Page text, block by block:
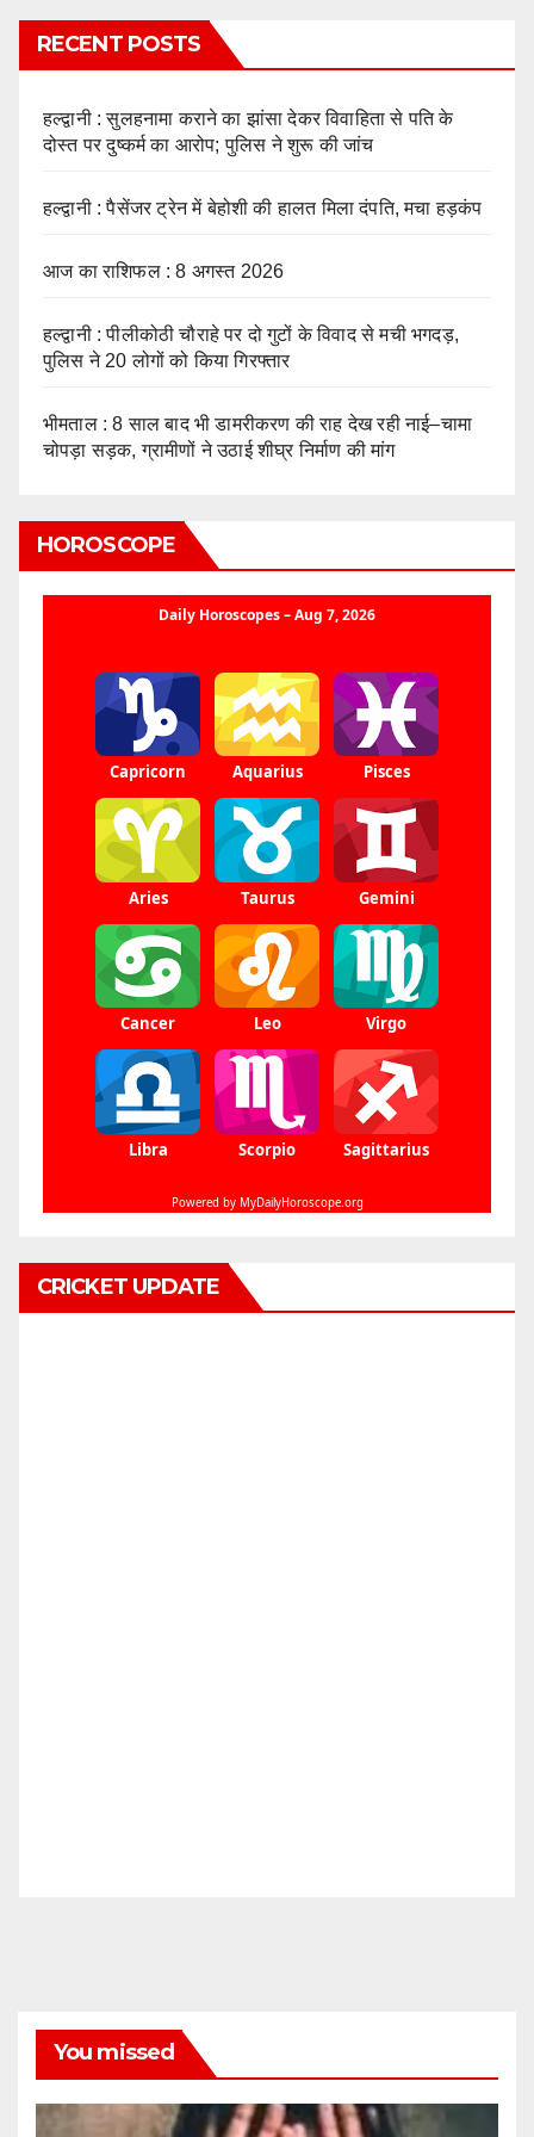
RECENT POSTS
हल्द्वानी : सुलहनामा कराने का झांसा देकर विवाहिता से पति के
दोस्त पर दुष्कर्म का आरोप; पुलिस ने शुरू की जांच
हल्द्वानी : पैसेंजर ट्रेन में बेहोशी की हालत मिला दंपति, मचा हड़कंप
आज का राशिफल : 8 अगस्त 2026
हल्द्वानी : पीलीकोठी चौराहे पर दो गुटों के विवाद से मची भगदड़,
पुलिस ने 20 लोगों को किया गिरफ्तार
भीमताल : 8 साल बाद भी डामरीकरण की राह देख रही नाई–चामा
चोपड़ा सड़क, ग्रामीणों ने उठाई शीघ्र निर्माण की मांग
HOROSCOPE
CRICKET UPDATE
You missed